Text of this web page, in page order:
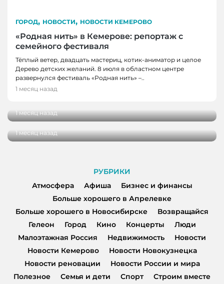
ГОРОД, НОВОСТИ, НОВОСТИ КЕМЕРОВО
«Родная нить» в Кемерове: репортаж с
семейного фестиваля
Тёплый ветер, двадцать мастериц, котик-аниматор и целое
Дерево детских желаний. 8 июля в областном центре
развернулся фестиваль «Родная нить» –..
1 месяц назад
ГОРОД
Когда время замедляется: как Кемерово
1 месяц назад
ГОРОД
четыре популярных заведения
1 месяц назад
РУБРИКИ
Атмосфера
Афиша
Бизнес и финансы
Больше хорошего в Апрелевке
Больше хорошего в Новосибирске
Возвращайся
Гелеон
Город Кино Концерты
Люди
Малоэтажная Россия
Недвижимость
Новости
Новости Кемерово
Новости Новокузнецка
Новости реновации
Новости России и мира
Полезное
Семья и дети Спорт
Строим вместе